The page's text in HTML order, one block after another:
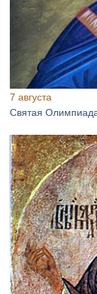
7 августа
Святая